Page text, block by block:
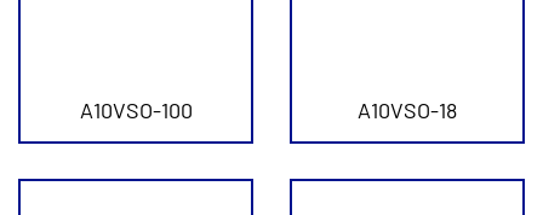
A10VSO-100 A10VSO-18